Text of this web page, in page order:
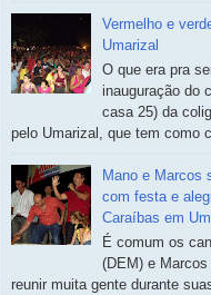
Vermelho e
Umarizal
O que era pra
inauguração do
casa 25) da
pelo Umarizal, que tem como
Mano e Marcos
com festa e
Caraíbas em
É comum os
(DEM) e
reunir muita gente durante